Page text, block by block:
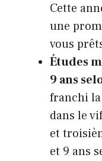
Cette
une
vous
Études
9 ans
franchi la
dans le
et
et 9 ans